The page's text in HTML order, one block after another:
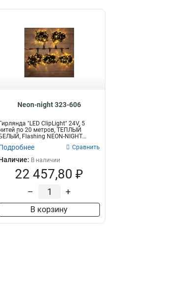
Neon-night 323-606
Гирлянда "LED ClipLight" 24V, 5
по 20 метров, ТЕПЛЫЙ
БЕЛЫЙ, Flashing NEON-NIGHT...
Сравнить
В наличии
22 457,80 ₽
– +
В корзину